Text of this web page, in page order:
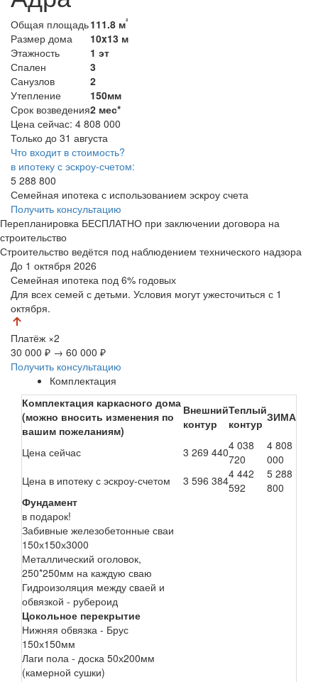
Общая площадь111.8 м²
Размер дома
10x13 м
Этажность
1 эт
Спален
3
Санузлов
2
Утепление
150мм
Срок возведения2 мес*
Цена сейчас: 4 808 000
Только до 31 августа
Что входит в стоимость?
в ипотеку с эскроу-счетом:
5 288 800
Семейная ипотека с использованием эскроу счета
Получить консультацию
Перепланировка БЕСПЛАТНО при заключении договора на
строительство
Строительство ведётся под наблюдением технического надзора
До 1 октября 2026
Семейная ипотека под 6% годовых
Для всех семей с детьми. Условия могут ужесточиться с 1
октября.
Платёж ×2
30 000 ₽ → 60 000 ₽
Получить консультацию
Комплектация
Комплектация каркасного дома
(можно вносить изменения по
вашим пожеланиям)
Внешний
контур
Теплый
контур ЗИМА
Цена сейчас 3 269 4404 038
720
4 808
000
Цена в ипотеку с эскроу-счетом
3 596 3844 442
592
5 288
800
Фундамент
в подарок!
Забивные железобетонные сваи
150х150х3000
Металлический оголовок,
250*250мм на каждую сваю
Гидроизоляция между сваей и
обвязкой - рубероид
Цокольное перекрытие
Нижняя обвязка - Брус
150х150мм
Лаги пола - доска 50х200мм
(камерной сушки)